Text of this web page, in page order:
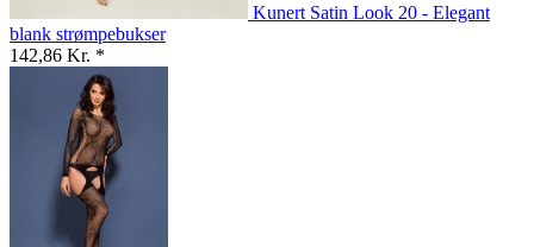
Kunert Satin Look 20 - Elegant
blank strømpebukser
142,86 Kr. *